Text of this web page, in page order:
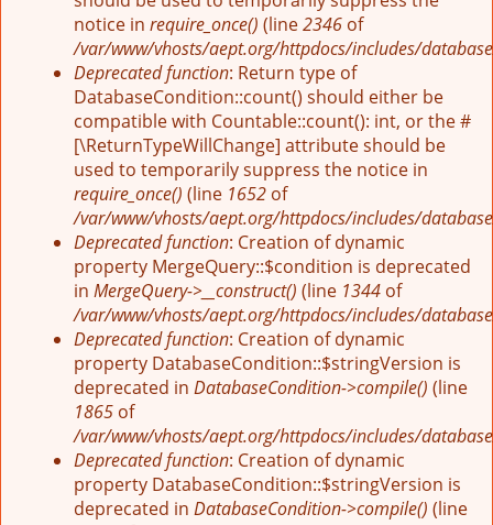
notice in require_once() (line2346 of
/var/www/vhosts/aept.org/httpdocs/includes/
Deprecated function: Return type of
DatabaseCondition::count() should either be
compatible with Countable::count(): int, or the #
[\ReturnTypeWillChange] attribute should be
used to temporarily suppress the notice in
require_once() (line 1652 of
/var/www/vhosts/aept.org/httpdocs/includes/
Deprecated function: Creation of dynamic
property MergeQuery::$condition is deprecated
in MergeQuery->__construct() (line 1344 of
/var/www/vhosts/aept.org/httpdocs/includes/
Deprecated function: Creation of dynamic
property DatabaseCondition::$stringVersion is
deprecated in DatabaseCondition->compile() (line
1865 of
/var/www/vhosts/aept.org/httpdocs/includes/
Deprecated function: Creation of dynamic
property DatabaseCondition::$stringVersion is
deprecated in DatabaseCondition->compile() (line